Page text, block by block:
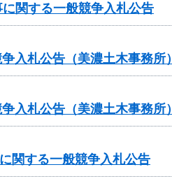
関する一般競争入札公告
入札公告（美濃土木事務所）
入札公告（美濃土木事務所）
関する一般競争入札公告